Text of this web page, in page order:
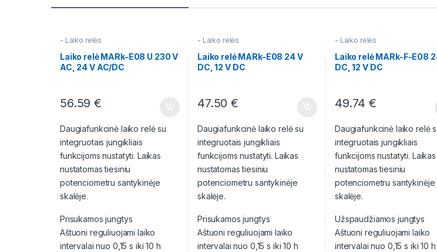
- Laiko relės
Laiko relė MARk-E08 U 230 V
AC, 24 V AC/DC
56.59€
Daugiafunkcinė laiko relė su
integruotais jungikliais
funkcijoms nustatyti. Laikas
nustatomas tiesiniu
potenciometru santykinėje
skalėje.
Prisukamos jungtys
Aštuoni reguliuojami laiko
intervalai nuo 0,15 s iki 10 h
- Laiko relės
Laiko relė MARk-E08 24 V
DC, 12 V DC
47.50€
Daugiafunkcinė laiko relė su
integruotais jungikliais
funkcijoms nustatyti. Laikas
nustatomas tiesiniu
potenciometru santykinėje
skalėje.
Prisukamos jungtys
Aštuoni reguliuojami laiko
intervalai nuo 0,15 s iki 10 h
- Laiko relės
Laiko relė MARk-F-E08
DC, 12 V DC
49.74€
Daugiafunkcinė laiko relė
integruotais jungikliais
funkcijoms nustatyti. Laikas
nustatomas tiesiniu
potenciometru santykinėje
skalėje.
Užspaudžiamos jungtys
Aštuoni reguliuojami laiko
intervalai nuo 0,15 s iki 10 h